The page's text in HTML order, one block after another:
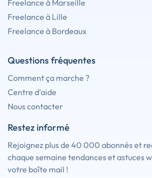
Freelance à Marseille
Freelance à Lille
Freelance à Bordeaux
Questions fréquentes
Comment ça marche ?
Centre d'aide
Nous contacter
Restez informé
Rejoignez plus de 40 000 abonnés et
chaque semaine tendances et astuces
votre boîte mail !